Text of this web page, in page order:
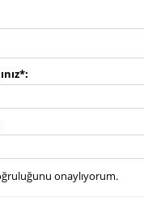
onaylıyorum.